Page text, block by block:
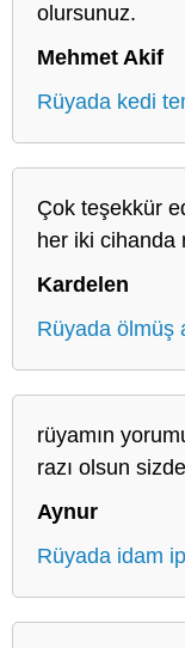
olursunuz.
Mehmet Akif
Rüyada kedi
Çok teşekkür
her iki cihanda
Kardelen
Rüyada ölmüş
rüyamın
razı olsun
Aynur
Rüyada idam